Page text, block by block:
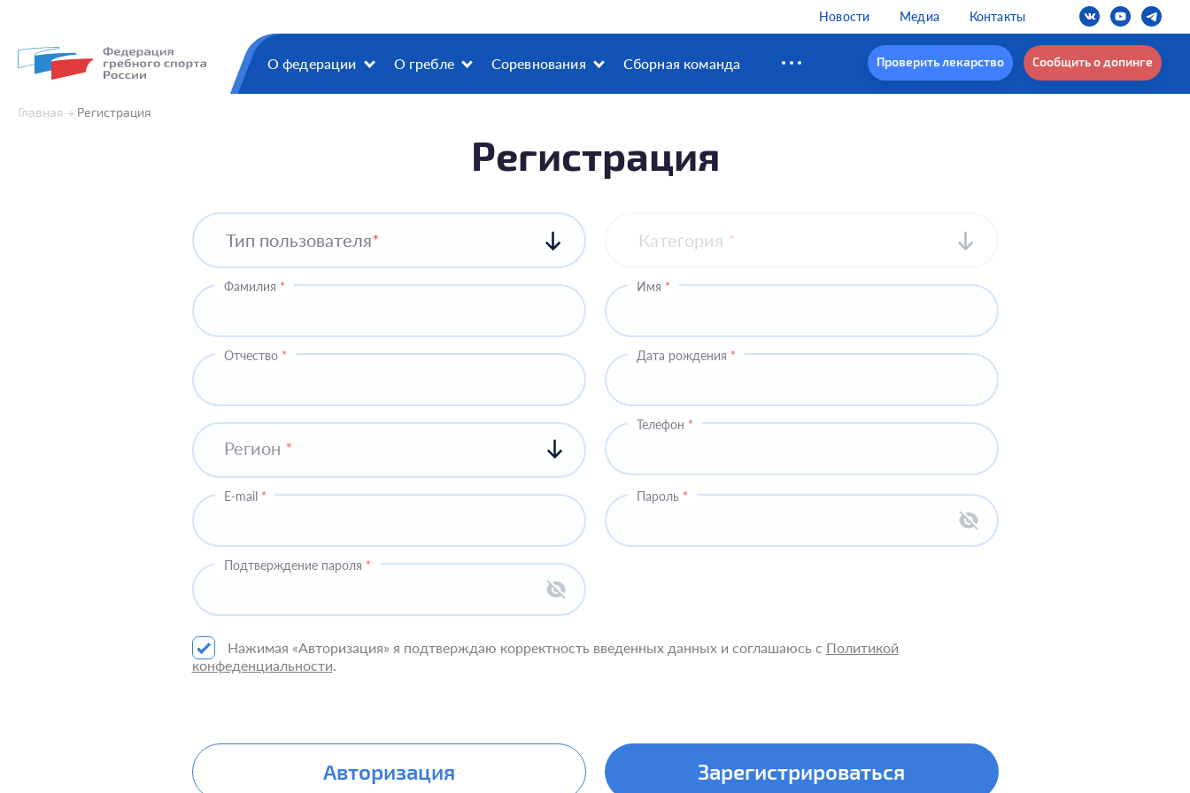
Новости Медиа Контакты
О федерации О гребле Соревнования Сборная команда Проверить лекарство Сообщить о допинге
Главная Регистрация
Регистрация
Тип пользователя* Категория *
Фамилия * Имя *
Отчество * Дата рождения *
Регион *
Телефон *
E-mail * Пароль *
Подтверждение пароля *
Нажимая «Авторизация» я подтверждаю корректность введенных данных и соглашаюсь с Политикой
конфеденциальности.
Авторизация Зарегистрироваться